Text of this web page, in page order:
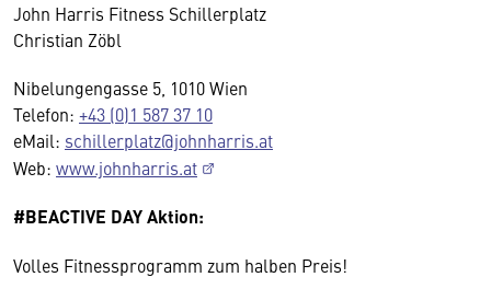
John Harris Fitness Schillerplatz
Christian Zöbl
Nibelungengasse 5, 1010 Wien
Telefon: +43 (0)1 587 37 10
eMail: schillerplatz@johnharris.at
Web: www.johnharris.at
#BEACTIVE DAY Aktion:
Volles Fitnessprogramm zum halben Preis!